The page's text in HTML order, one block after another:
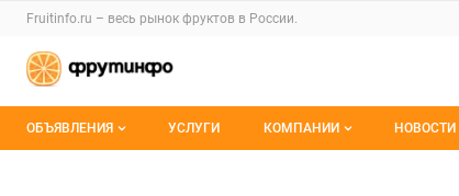
Раздел навигации по сайту fruitinfo.ru
Fruitinfo.ru – весь рынок фруктов в России.
Авторизация и меню пользователя
Навигация по разделам сайта fruitinfo.ru
ОБЪЯВЛЕНИЯ УСЛУГИ КОМПАНИИ НОВОСТИ